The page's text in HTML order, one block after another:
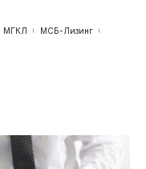
МГКЛ
МСБ-Лизинг